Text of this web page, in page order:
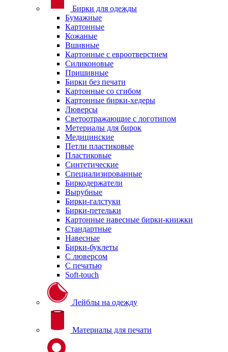
Бирки для одежды
Бумажные
Картонные
Кожаные
Вшивные
Картонные с евроотверстием
Силиконовые
Пришивные
Бирки без печати
Картонные со сгибом
Картонные бирки-хедеры
Люверсы
Светоотражающие с логотипом
Метериалы для бирок
Медицинские
Петли пластиковые
Пластиковые
Синтетические
Специализированные
Биркодержатели
Вырубные
Бирки-галстуки
Бирки-петельки
Картонные навесные бирки-книжки
Стандартные
Навесные
Бирки-буклеты
С люверсом
С печатью
Soft-touch
Лейблы на одежду
Материалы для печати